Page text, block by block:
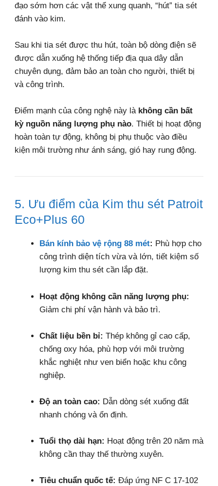
đạo sớm hơn các vật thể xung quanh, “hút” tia sét
đánh vào kim.
Sau khi tia sét được thu hút, toàn bộ dòng điện sẽ
được dẫn xuống hệ thống tiếp địa qua dây dẫn
chuyên dụng, đảm bảo an toàn cho người, thiết bị
và công trình.
Điểm mạnh của công nghệ này là không cần bất
kỳ nguồn năng lượng phụ nào. Thiết bị hoạt động
hoàn toàn tự động, không bị phụ thuộc vào điều
kiện môi trường như ánh sáng, gió hay rung động.
5. Ưu điểm của Kim thu sét Patroit
Eco+Plus 60
Bán kính bảo vệ rộng 88 mét: Phù hợp cho
công trình diện tích vừa và lớn, tiết kiệm số
lượng kim thu sét cần lắp đặt.
Hoạt động không cần năng lượng phụ:
Giảm chi phí vận hành và bảo trì.
Chất liệu bền bỉ: Thép không gỉ cao cấp,
chống oxy hóa, phù hợp với môi trường
khắc nghiệt như ven biển hoặc khu công
nghiệp.
Độ an toàn cao: Dẫn dòng sét xuống đất
nhanh chóng và ổn định.
Tuổi thọ dài hạn: Hoạt động trên 20 năm mà
không cần thay thế thường xuyên.
Tiêu chuẩn quốc tế: Đáp ứng NF C 17-102